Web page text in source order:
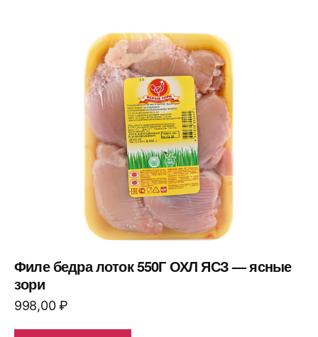
Филе бедра лоток 550Г ОХЛ ЯСЗ — ясные
зори
998,00₽